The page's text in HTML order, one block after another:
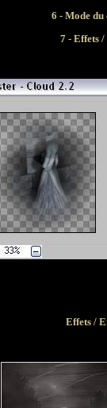
6 - Mode
7 - Effets
Effets /